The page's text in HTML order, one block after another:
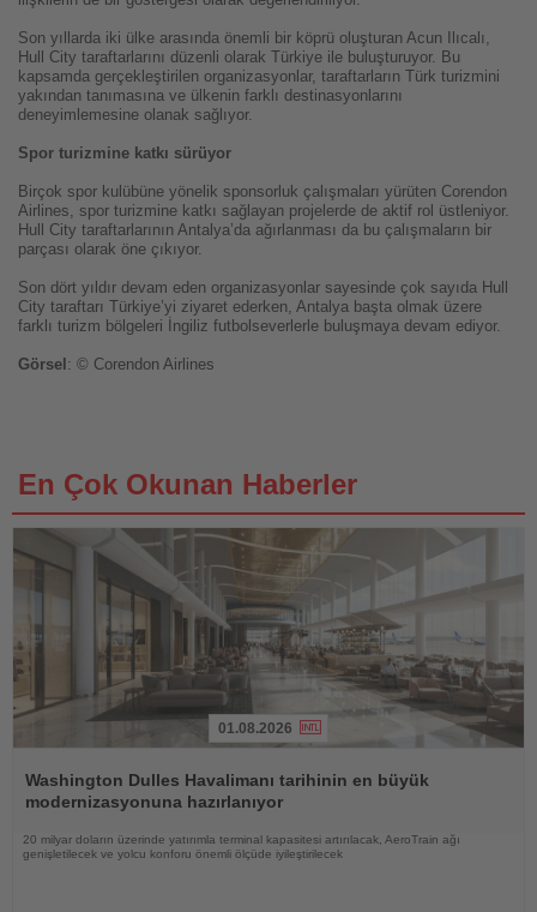
Son yıllarda iki ülke arasında önemli bir köprü oluşturan Acun Ilıcalı,
Hull City taraftarlarını düzenli olarak Türkiye ile buluşturuyor. Bu
kapsamda gerçekleştirilen organizasyonlar, taraftarların Türk turizmini
yakından tanımasına ve ülkenin farklı destinasyonlarını
deneyimlemesine olanak sağlıyor.
Spor turizmine katkı sürüyor
Birçok spor kulübüne yönelik sponsorluk çalışmaları yürüten Corendon
Airlines, spor turizmine katkı sağlayan projelerde de aktif rol üstleniyor.
Hull City taraftarlarının Antalya’da ağırlanması da bu çalışmaların bir
parçası olarak öne çıkıyor.
Son dört yıldır devam eden organizasyonlar sayesinde çok sayıda Hull
City taraftarı Türkiye’yi ziyaret ederken, Antalya başta olmak üzere
farklı turizm bölgeleri İngiliz futbolseverlerle buluşmaya devam ediyor.
Görsel : © Corendon Airlines
En Çok Okunan Haberler
Oku
01.08.2026
Washington Dulles Havalimanı tarihinin en büyük
modernizasyonuna hazırlanıyor
20 milyar doların üzerinde yatırımla terminal kapasitesi artırılacak, AeroTrain ağı
genişletilecek ve yolcu konforu önemli ölçüde iyileştirilecek